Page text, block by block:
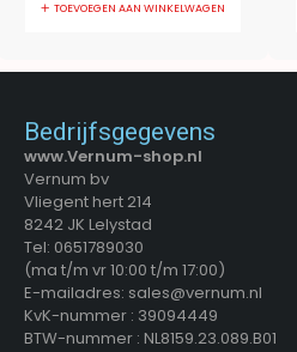
TOEVOEGEN AAN WINKELWAGEN
Bedrijfsgegevens
www.Vernum-shop.nl
Vernum bv
Vliegent hert 214
8242 JK Lelystad
Tel: 0651789030
(ma t/m vr 10:00 t/m 17:00)
E-mailadres: sales@vernum.nl
KvK-nummer : 39094449
BTW-nummer : NL8159.23.089.B01